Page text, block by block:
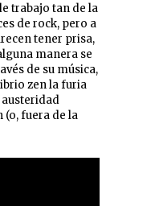
trabajo tan de la
de rock, pero a
tener prisa,
manera se
de su música,
zen la furia
(o, fuera de la